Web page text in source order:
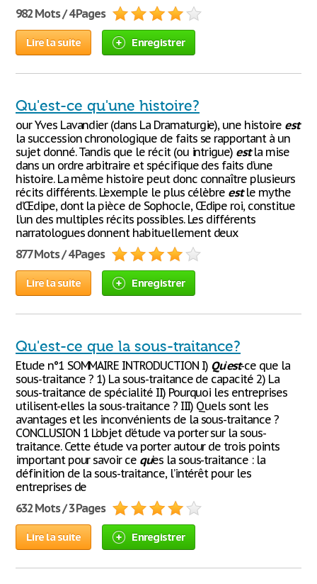
982 Mots / 4 Pages
Lire la suite Enregistrer
Qu'est-ce qu'une histoire?
our Yves Lavandier (dans La Dramaturgie), une histoire est
la succession chronologique de faits se rapportant à un
sujet donné. Tandis que le récit (ou intrigue) estla mise
dans un ordre arbitraire et spécifique des faits d’une
histoire. La même histoire peut donc connaître plusieurs
récits différents. L’exemple le plus célèbre estle mythe
d’Œdipe, dont la pièce de Sophocle, Œdipe roi, constitue
l’un des multiples récits possibles. Les différents
narratologues donnent habituellement deux
877 Mots / 4 Pages
Lire la suite Enregistrer
Qu'est-ce que la sous-traitance?
Etude n°1 SOMMAIRE INTRODUCTION I) Qu’est-ce que la
sous-traitance ? 1) La sous-traitance de capacité 2) La
sous-traitance de spécialité II) Pourquoi les entreprises
utilisent-elles la sous-traitance ? III) Quels sont les
avantages et les inconvénients de la sous-traitance ?
CONCLUSION 1 L’objet d’étude va porter sur la sous-
traitance. Cette étude va porter autour de trois points
important pour savoir ce qu’es la sous-traitance : la
définition de la sous-traitance, l’intérêt pour les
entreprises de
632 Mots / 3 Pages
Lire la suite Enregistrer